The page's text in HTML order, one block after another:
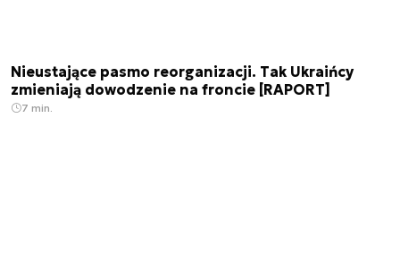
Nieustające pasmo reorganizacji. Tak Ukraińcy
zmieniają dowodzenie na froncie [RAPORT]
7 min.